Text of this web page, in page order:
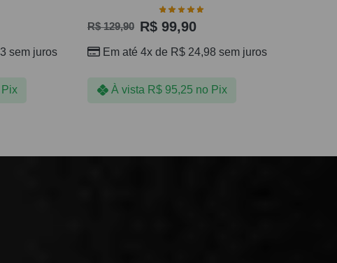
sem juros
R$129,90 R$99,90
Em até 4x de R$24,98 sem juros
À vista R$95,25 no Pix